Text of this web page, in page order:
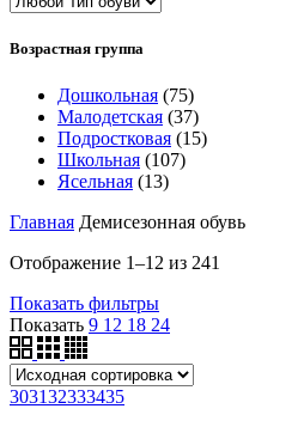
Возрастная группа
Дошкольная (75)
Малодетская (37)
Подростковая (15)
Школьная (107)
Ясельная (13)
Главная Демисезонная обувь
Отображение 1–12 из 241
Показать фильтры
Показать 9 12 18 24
303132333435